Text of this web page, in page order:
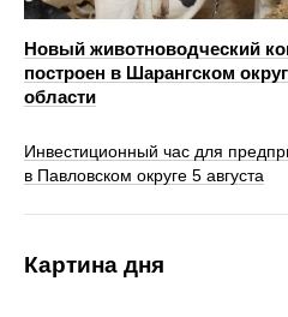
Новый животноводческий
построен в Шарангском
области
Инвестиционный час для
в Павловском округе 5 августа
Картина дня